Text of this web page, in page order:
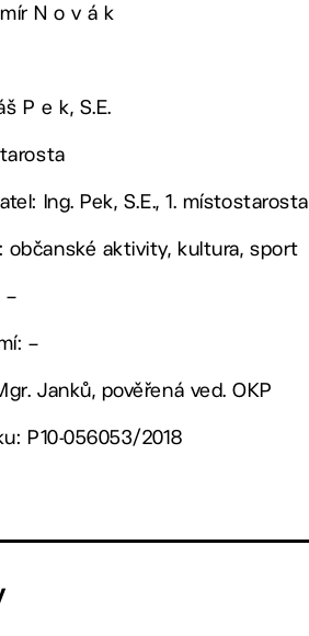
N o v á k
P e k, S.E.
Ing. Pek, S.E., 1. místostarosta
občanské aktivity, kultura, sport
–
–
Janků, pověřená ved. OKP
P10-056053/2018